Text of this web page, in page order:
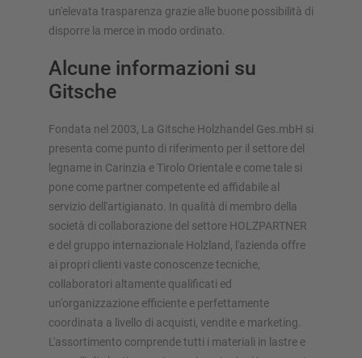
un'elevata trasparenza grazie alle buone possibilità di
disporre la merce in modo ordinato.
Alcune informazioni su
Gitsche
Fondata nel 2003, La Gitsche Holzhandel Ges.mbH si
presenta come punto di riferimento per il settore del
legname in Carinzia e Tirolo Orientale e come tale si
pone come partner competente ed affidabile al
servizio dell'artigianato. In qualità di membro della
società di collaborazione del settore HOLZPARTNER
e del gruppo internazionale Holzland, l'azienda offre
ai propri clienti vaste conoscenze tecniche,
collaboratori altamente qualificati ed
un'organizzazione efficiente e perfettamente
coordinata a livello di acquisti, vendite e marketing.
L'assortimento comprende tutti i materiali in lastre e